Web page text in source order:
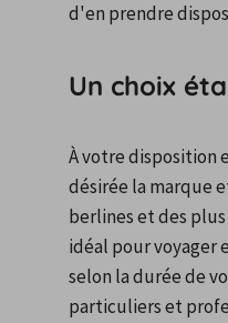
d'en prendre
Un choix
À votre disposition
désirée la marque
berlines et des
idéal pour voyager
selon la durée de
particuliers et